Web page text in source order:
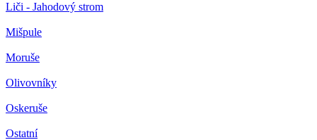
Liči - Jahodový strom
Mišpule
Moruše
Olivovníky
Oskeruše
Ostatní